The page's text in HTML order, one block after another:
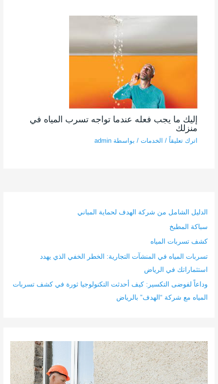
إليك ما يجب فعله عندما تواجه تسرب المياه في
منزلك
اترك تعليقاً / الخدمات/ بواسطة admin
الدليل الشامل من شركة الهدف لحماية المباني
سباكة المطبخ
كشف تسربات المياه
تسربات المياه في المنشآت التجارية: الخطر الخفي الذي يهدد
استثماراتك في الرياض
وداعاً لفوضى التكسير: كيف أحدثت التكنولوجيا ثورة في كشف تسربات
المياه مع شركة “الهدف” بالرياض